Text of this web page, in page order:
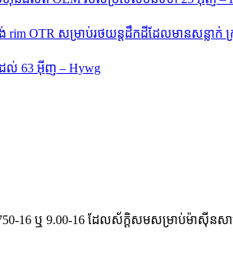
16 ឬ 9.00-16 ដែលស័ក្តិសមសម្រាប់ម៉ាស៊ីនសា